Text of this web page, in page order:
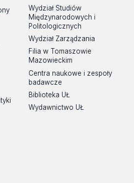
Wydział Studiów
Międzynarodowych i
Politologicznych
Wydział Zarządzania
Filia w Tomaszowie
Mazowieckim
Centra naukowe i zespoły
badawcze
Biblioteka UŁ
Wydawnictwo UŁ